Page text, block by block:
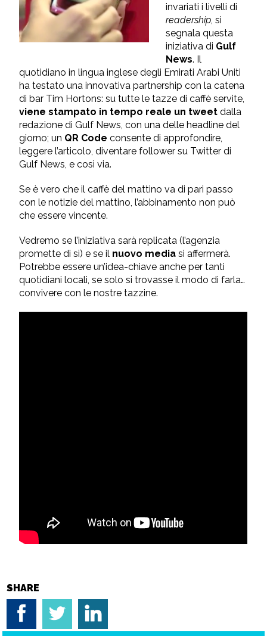
invariati i livelli di
readership, si
segnala questa
iniziativa di Gulf
News. Il
quotidiano in lingua inglese degli Emirati Arabi Uniti
ha testato una innovativa partnership con la catena
di bar Tim Hortons: su tutte le tazze di caffè servite,
viene stampato in tempo reale un tweet dalla
redazione di Gulf News, con una delle headline del
giorno; un QR Code consente di approfondire,
leggere l’articolo, diventare follower su Twitter di
Gulf News, e così via.
Se è vero che il caffè del mattino va di pari passo
con le notizie del mattino, l’abbinamento non può
che essere vincente.
Vedremo se l’iniziativa sarà replicata (l’agenzia
promette di sì) e se il nuovo media si affermerà.
Potrebbe essere un’idea-chiave anche per tanti
quotidiani locali, se solo si trovasse il modo di farla…
convivere con le nostre tazzine.
SHARE